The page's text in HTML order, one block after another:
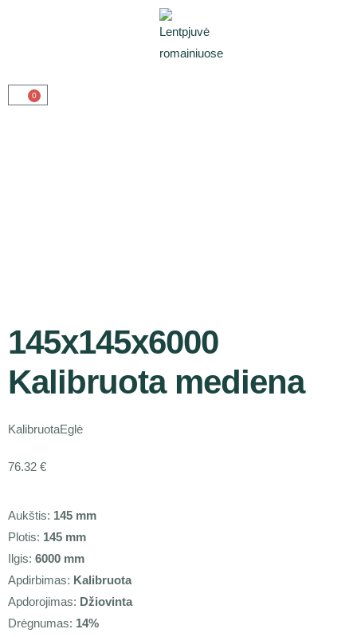
0
145x145x6000
Kalibruota mediena
KalibruotaEglė
76.32 €
Aukštis: 145 mm
Plotis: 145 mm
Ilgis: 6000 mm
Apdirbimas: Kalibruota
Apdorojimas: Džiovinta
Drėgnumas: 14%